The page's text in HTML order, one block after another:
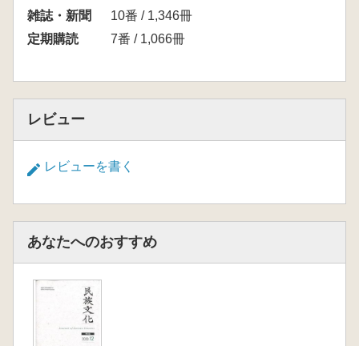
雑誌・新聞
10番 / 1,346冊
定期購読
7番 / 1,066冊
レビュー
レビューを書く
あなたへのおすすめ